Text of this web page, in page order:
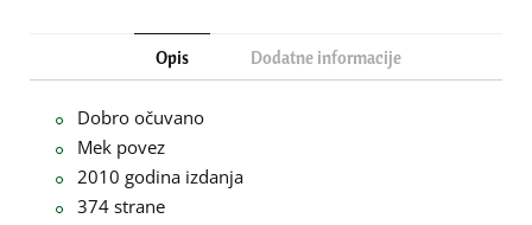
Opis Dodatne informacije
Dobro očuvano
Mek povez
2010 godina izdanja
374 strane